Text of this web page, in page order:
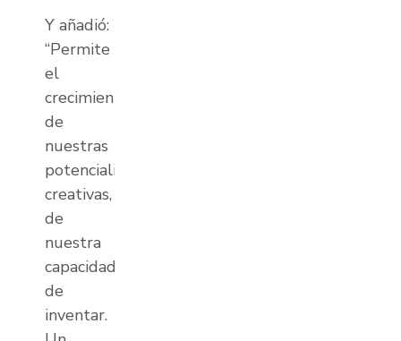
Y añadió:
“Permite
el
crecimiento
de
nuestras
potencialidades
creativas,
de
nuestra
capacidad
de
inventar.